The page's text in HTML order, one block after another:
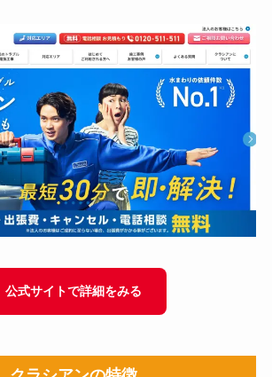
公式サイトで詳細をみる